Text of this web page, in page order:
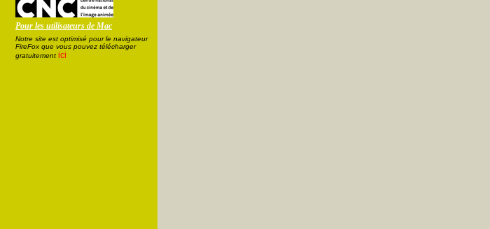
Pour les utilisateurs de Mac
Notre site est optimisé pour le navigateur
FireFox que vous pouvez télécharger
gratuitement ici